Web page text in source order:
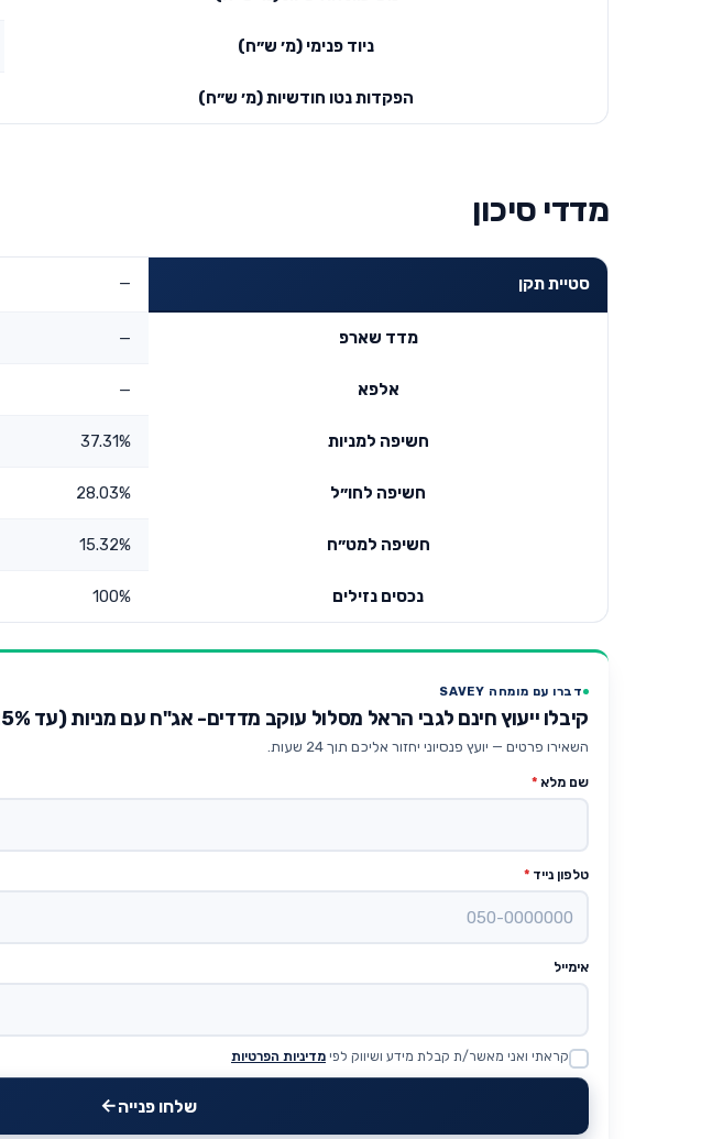
ניוד פנימי (מ׳ ש״ח)
הפקדות נטו חודשיות (מ׳ ש״ח)
מדדי סיכון
סטיית תקן —
מדד שארפ —
אלפא —
חשיפה למניות 37.31%
חשיפה לחו״ל 28.03%
חשיפה למט״ח 15.32%
נכסים נזילים 100%
דברו עם מומחה SAVEY
קיבלו ייעוץ חינם לגבי הראל מסלול עוקב מדדים- אג"ח עם מניות (עד 25% מניות)
השאירו פרטים — יועץ פנסיוני יחזור אליכם תוך 24 שעות.
שם מלא *
טלפון נייד *
אימייל
Website
קראתי ואני מאשר/ת קבלת מידע ושיווק לפי מדיניות הפרטיות
שלחו פנייה